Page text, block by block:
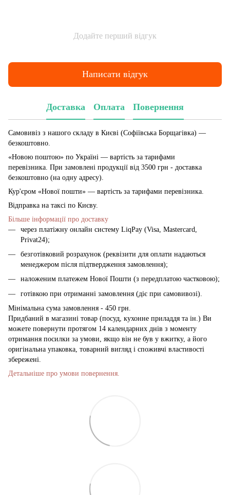
Додайте перший відгук
Написати відгук
Доставка Оплата Повернення
Самовивіз з нашого складу в Києві (Софіївська Борщагівка) —
безкоштовно.
«Новою поштою» по Україні — вартість за тарифами
перевізника. При замовлені продукції від 3500 грн - доставка
безкоштовно (на одну адресу).
Кур'єром «Нової пошти» — вартість за тарифами перевізника.
Відправка на таксі по Києву.
Більше інформації про доставку
через платіжну онлайн систему LiqPay (Visa, Mastercard,
Privat24);
безготівковий розрахунок (реквізити для оплати надаються
менеджером після підтвердження замовлення);
наложеним платежем Нової Пошти (з передплатою частковою);
готівкою при отриманні замовлення (діє при самовивозі).
Мінімальна сума замовлення - 450 грн.
Придбаний в магазині товар (посуд, кухонне приладдя та ін.) Ви
можете повернути протягом 14 календарних днів з моменту
отримання посилки за умови, якщо він не був у вжитку, а його
оригінальна упаковка, товарний вигляд і споживчі властивості
збережені.
Детальніше про умови повернення.